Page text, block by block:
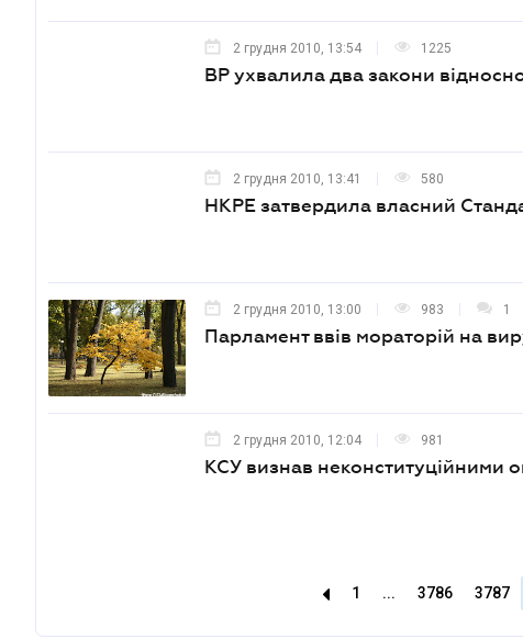
2 грудня 2010, 13:54 1225
ВР ухвалила два закони
2 грудня 2010, 13:41 580
НКРЕ затвердила власний
2 грудня 2010, 13:00 983 1
Парламент ввів мораторій на
2 грудня 2010, 12:04 981
КСУ визнав неконституційними
1 ... 3786 3787